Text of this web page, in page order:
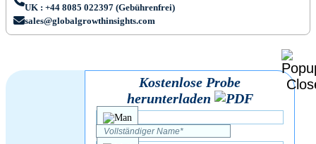
UK : +44 8085 022397 (Gebührenfrei)
sales@globalgrowthinsights.com
Kostenlose Probe
herunterladen